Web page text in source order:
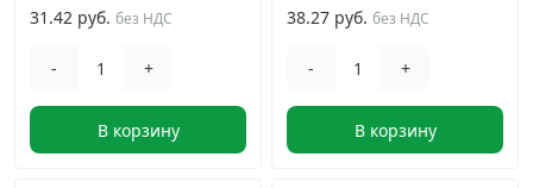
31.42 руб. без НДС
- +
В корзину
38.27 руб. без НДС
- +
В корзину